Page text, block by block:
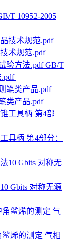
T 10952-2005
术规范.pdf
GB/T
.pdf
类产品.pdf
具柄 第4部分：
Gbits 对称无源
鲨烯的测定 气相